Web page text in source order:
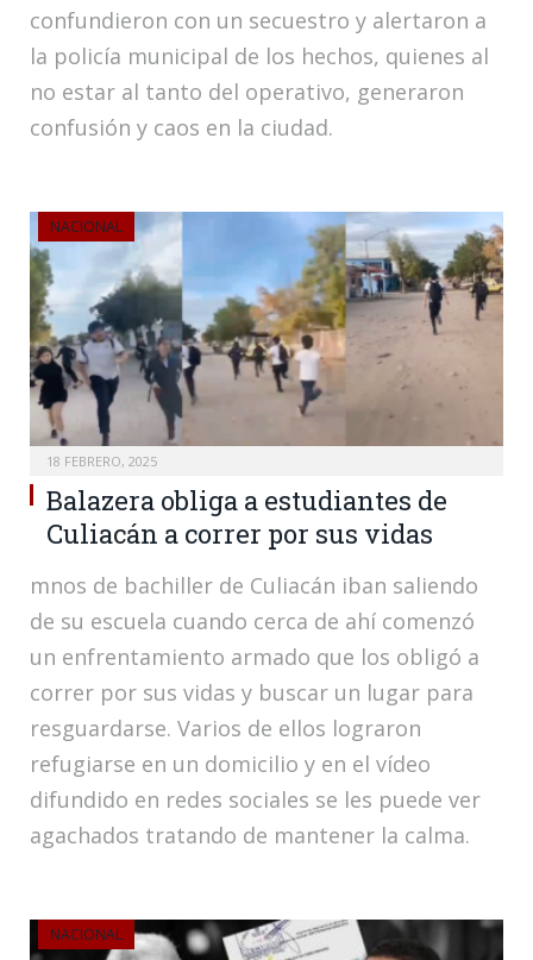
confundieron con un secuestro y alertaron a
la policía municipal de los hechos, quienes al
no estar al tanto del operativo, generaron
confusión y caos en la ciudad.
NACIONAL
18 FEBRERO, 2025
Balazera obliga a estudiantes de
Culiacán a correr por sus vidas
mnos de bachiller de Culiacán iban saliendo
de su escuela cuando cerca de ahí comenzó
un enfrentamiento armado que los obligó a
correr por sus vidas y buscar un lugar para
resguardarse. Varios de ellos lograron
refugiarse en un domicilio y en el vídeo
difundido en redes sociales se les puede ver
agachados tratando de mantener la calma.
NACIONAL